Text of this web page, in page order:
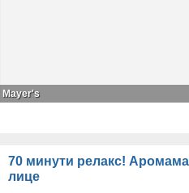
Mayer's
70 минути релакс!
лице